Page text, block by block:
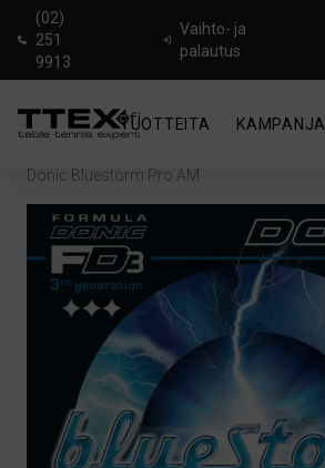
(02)
251
9913
Vaihto- ja
palautus
TUOTTEITA KAMPANJA
Donic Bluestorm Pro AM